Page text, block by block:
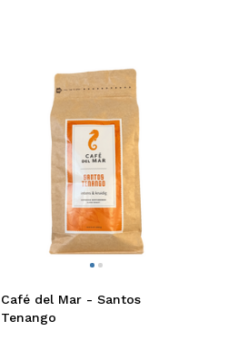
Café del Mar - Santos
Tenango